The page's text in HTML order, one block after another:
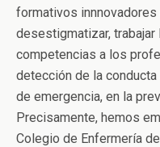
formativos
desestigmatizar,
competencias a los
detección de la
de emergencia, en la
Precisamente, hemos
Colegio de Enfermería